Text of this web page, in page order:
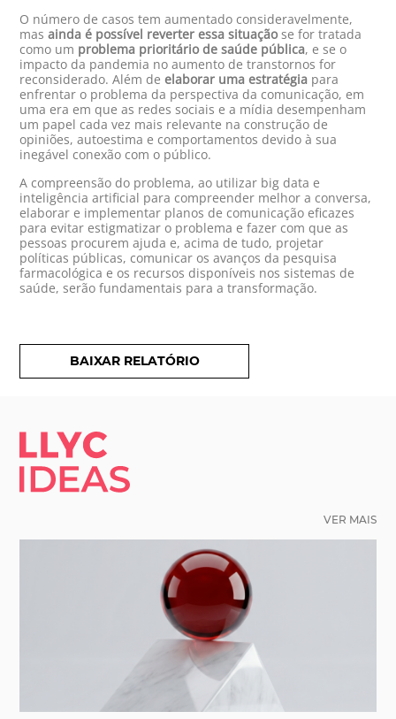
O número de casos tem aumentado consideravelmente,
masainda é possível reverter essa situaçãose for tratada
como um problema prioritário de saúde pública, e se o
impacto da pandemia no aumento de transtornos for
reconsiderado. Além deelaborar uma estratégia para
enfrentar o problema da perspectiva da comunicação, em
uma era em que as redes sociais e a mídia desempenham
um papel cada vez mais relevante na construção de
opiniões, autoestima e comportamentos devido à sua
inegável conexão com o público.
A compreensão do problema, ao utilizar big data e
inteligência artificial para compreender melhor a conversa,
elaborar e implementar planos de comunicação eficazes
para evitar estigmatizar o problema e fazer com que as
pessoas procurem ajuda e, acima de tudo, projetar
políticas públicas, comunicar os avanços da pesquisa
farmacológica e os recursos disponíveis nos sistemas de
saúde, serão fundamentais para a transformação.
BAIXAR RELATÓRIO
LLYC IDEAS.
VER MAIS